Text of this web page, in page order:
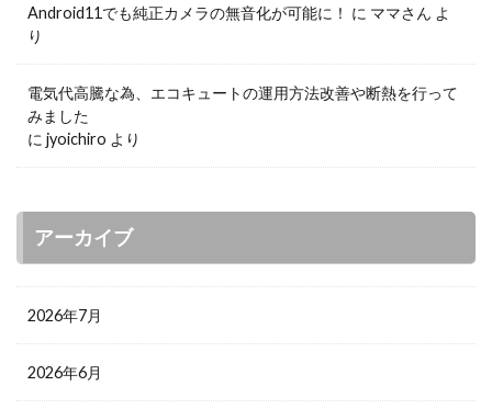
Android11でも純正カメラの無音化が可能に！ に ママさん よ
り
電気代高騰な為、エコキュートの運用方法改善や断熱を行って
みました
に jyoichiro より
アーカイブ
2026年7月
2026年6月